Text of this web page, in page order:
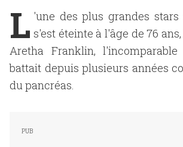
L 'une des plus grandes
s'est éteinte à l'âge de 76 ans,
Aretha Franklin, l'incomparable
battait depuis plusieurs années
du pancréas.